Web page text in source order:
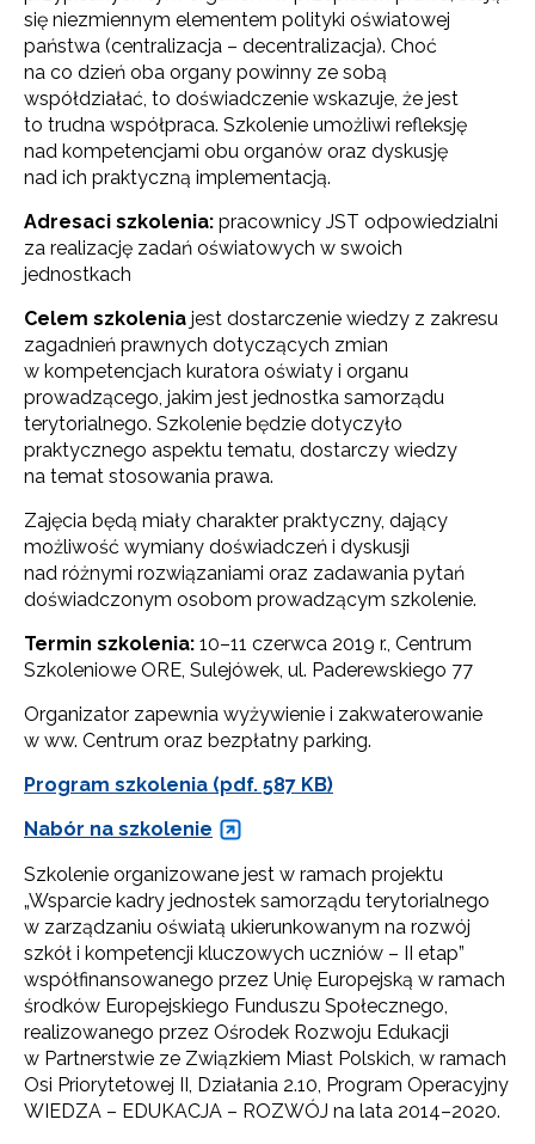
się niezmiennym elementem polityki oświatowej
państwa (centralizacja – decentralizacja). Choć
na co dzień oba organy powinny ze sobą
współdziałać, to doświadczenie wskazuje, że jest
to trudna współpraca. Szkolenie umożliwi refleksję
nad kompetencjami obu organów oraz dyskusję
nad ich praktyczną implementacją.
Adresaci szkolenia: pracownicy JST odpowiedzialni
za realizację zadań oświatowych w swoich
jednostkach
Celem szkolenia jest dostarczenie wiedzy z zakresu
zagadnień prawnych dotyczących zmian
w kompetencjach kuratora oświaty i organu
prowadzącego, jakim jest jednostka samorządu
terytorialnego. Szkolenie będzie dotyczyło
praktycznego aspektu tematu, dostarczy wiedzy
na temat stosowania prawa.
Zajęcia będą miały charakter praktyczny, dający
możliwość wymiany doświadczeń i dyskusji
nad różnymi rozwiązaniami oraz zadawania pytań
doświadczonym osobom prowadzącym szkolenie.
Termin szkolenia: 10–11 czerwca 2019 r., Centrum
Szkoleniowe ORE, Sulejówek, ul. Paderewskiego 77
Organizator zapewnia wyżywienie i zakwaterowanie
w ww. Centrum oraz bezpłatny parking.
Program szkolenia (pdf. 587 KB)
Nabór na szkolenie
Szkolenie organizowane jest w ramach projektu
„Wsparcie kadry jednostek samorządu terytorialnego
w zarządzaniu oświatą ukierunkowanym na rozwój
szkół i kompetencji kluczowych uczniów – II etap”
współfinansowanego przez Unię Europejską w ramach
środków Europejskiego Funduszu Społecznego,
realizowanego przez Ośrodek Rozwoju Edukacji
w Partnerstwie ze Związkiem Miast Polskich, w ramach
Osi Priorytetowej II, Działania 2.10, Program Operacyjny
WIEDZA – EDUKACJA – ROZWÓJ na lata 2014–2020.
Newsletter ORE
Zapisz się i bądź na bieżąco z najnowszymi
informacjami
o szkoleniach i programach.
Adres e-mail: